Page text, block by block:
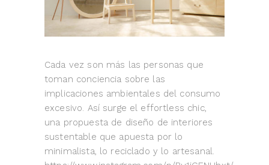
Cada vez son más las personas que
toman conciencia sobre las
implicaciones ambientales del consumo
excesivo. Así surge el effortless chic,
una propuesta de diseño de interiores
sustentable que apuesta por lo
minimalista, lo reciclado y lo artesanal.